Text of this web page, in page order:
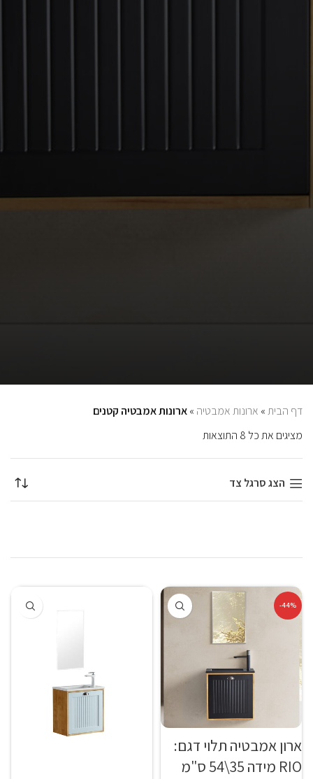
דף הבית» ארונות אמבטיה »ארונות אמבטיה קטנים
מציגים את כל ⁦8⁩ התוצאות
הצג סרגל צד
-44%
ארון אמבטיה תלוי דגם:
RIO מידה 35\54 ס"מ